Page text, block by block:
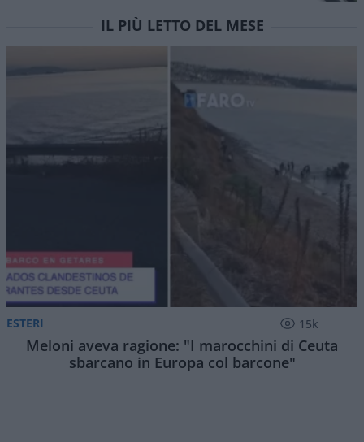
IL PIÙ LETTO DEL MESE
ESTERI 15k
Meloni aveva ragione: "I marocchini di Ceuta
sbarcano in Europa col barcone"